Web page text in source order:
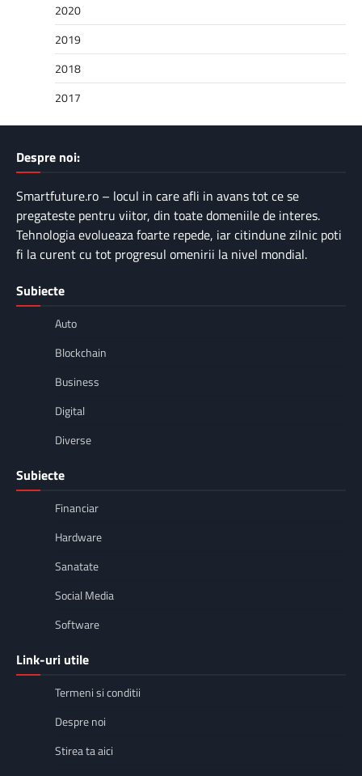
2020
2019
2018
2017
Despre noi:
Smartfuture.ro – locul in care afli in avans tot ce se
pregateste pentru viitor, din toate domeniile de interes.
Tehnologia evolueaza foarte repede, iar citindune zilnic poti
fi la curent cu tot progresul omenirii la nivel mondial.
Subiecte
Auto
Blockchain
Business
Digital
Diverse
Subiecte
Financiar
Hardware
Sanatate
Social Media
Software
Link-uri utile
Termeni si conditii
Despre noi
Stirea ta aici